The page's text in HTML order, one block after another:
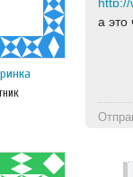
а это